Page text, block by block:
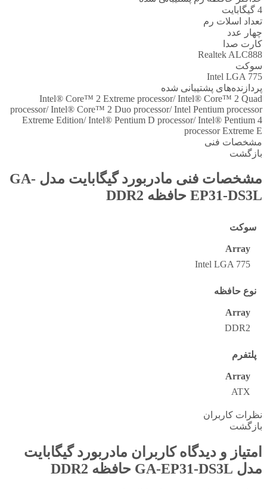
4 گیگابایت
تعداد اسلات رم
چهار عدد
کارت صدا
Realtek ALC888
سوکت
Intel LGA 775
پردازنده‌های پشتیبانی شده
Intel® Core™ 2 Extreme processor/ Intel® Core™ 2 Quad
processor/ Intel® Core™ 2 Duo processor/ Intel Pentium processor
Extreme Edition/ Intel® Pentium D processor/ Intel® Pentium 4
processor Extreme E
مشخصات فنی
بازگشت
مشخصات فنی
مادربورد گیگابایت مدل GA-
EP31-DS3L حافظه DDR2
سوکت
Array
Intel LGA 775
نوع حافظه
Array
DDR2
پلتفرم
Array
ATX
نظرات کاربران
بازگشت
امتیاز و دیدگاه کاربران مادربورد گیگابایت
مدل GA-EP31-DS3L حافظه DDR2